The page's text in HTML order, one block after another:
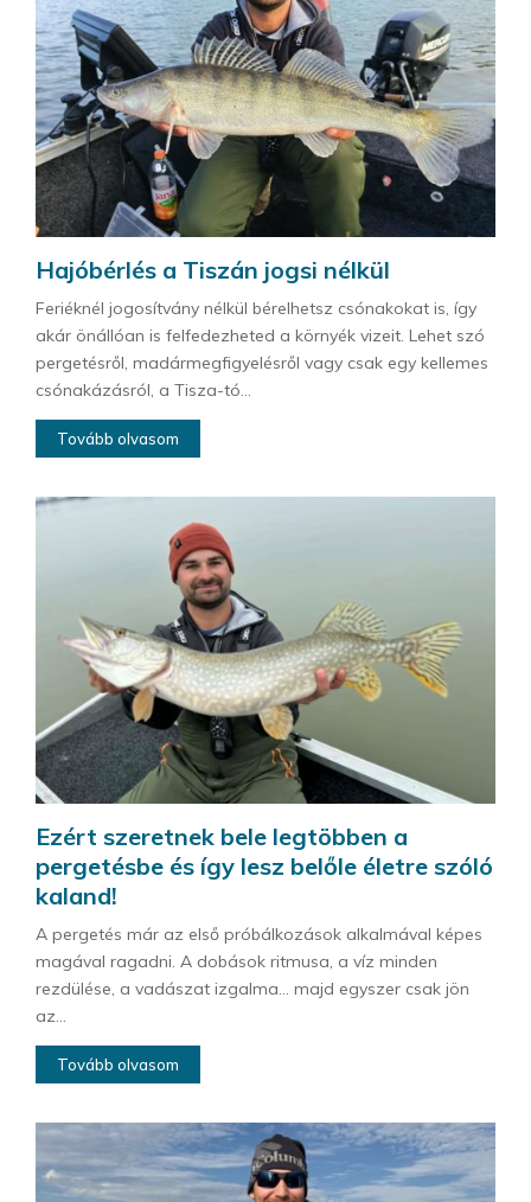
Hajóbérlés a Tiszán jogsi nélkül
Feriéknél jogosítvány nélkül bérelhetsz csónakokat is, így
akár önállóan is felfedezheted a környék vizeit. Lehet szó
pergetésről, madármegfigyelésről vagy csak egy kellemes
csónakázásról, a Tisza-tó...
Tovább olvasom
Ezért szeretnek bele legtöbben a
pergetésbe és így lesz belőle életre szóló
kaland!
A pergetés már az első próbálkozások alkalmával képes
magával ragadni. A dobások ritmusa, a víz minden
rezdülése, a vadászat izgalma… majd egyszer csak jön
az...
Tovább olvasom